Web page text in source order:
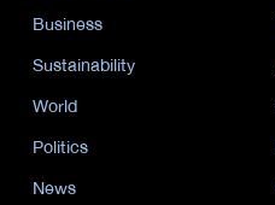
Business
Sustainability
World
Politics
News